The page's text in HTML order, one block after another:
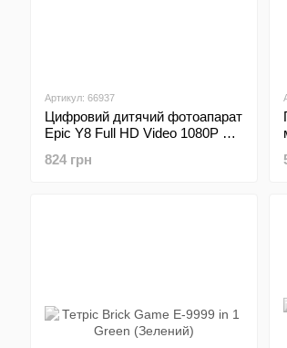
Артикул: 66937
Цифровий дитячий фотоапарат
Epic Y8 Full HD Video 1080P +
824 грн